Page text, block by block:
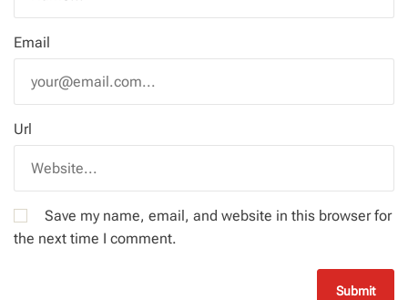
Email
Url
Save my name, email, and website in this browser for
the next time I comment.